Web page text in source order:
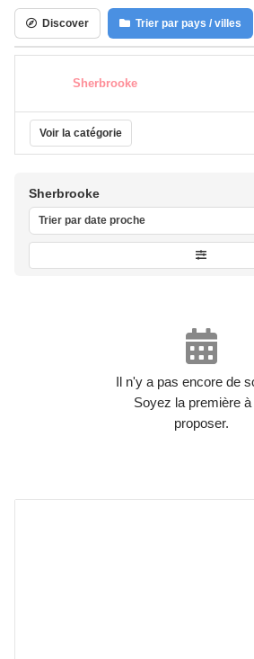
Discover Trier par pays / villes
Sherbrooke
Voir la catégorie
Sherbrooke
Trier par date proche
Il n'y a pas encore de
Soyez la première à
proposer.